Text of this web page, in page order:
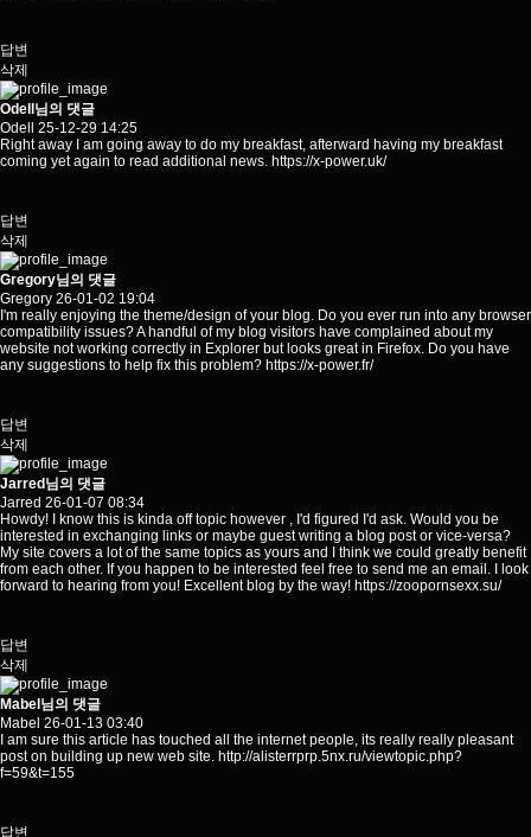
답변
삭제
Odell님의 댓글
Odell
25-12-29 14:25
Right away I am going away to do my breakfast, afterward having my breakfast
coming yet again to read additional news. https://x-power.uk/
답변
삭제
Gregory님의 댓글
Gregory 26-01-02 19:04
I'm really enjoying the theme/design of your blog. Do you ever run into any browser
compatibility issues? A handful of my blog visitors have complained about my
website not working correctly in Explorer but looks great in Firefox. Do you have
any suggestions to help fix this problem? https://x-power.fr/
답변
삭제
Jarred님의 댓글
Jarred 26-01-07 08:34
Howdy! I know this is kinda off topic however , I'd figured I'd ask. Would you be
interested in exchanging links or maybe guest writing a blog post or vice-versa?
My site covers a lot of the same topics as yours and I think we could greatly benefit
from each other. If you happen to be interested feel free to send me an email. I look
forward to hearing from you! Excellent blog by the way! https://zoopornsexx.su/
답변
삭제
Mabel님의 댓글
Mabel 26-01-13 03:40
I am sure this article has touched all the internet people, its really really pleasant
post on building up new web site. http://alisterrprp.5nx.ru/viewtopic.php?
f=59&t=155
답변